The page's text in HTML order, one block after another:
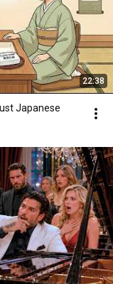
22:38
Japanese